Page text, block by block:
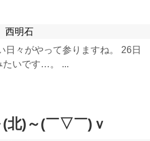
西明石
日々がやって参りますね。 26日
たいです…。 ...
北)～(￣▽￣)ｖ